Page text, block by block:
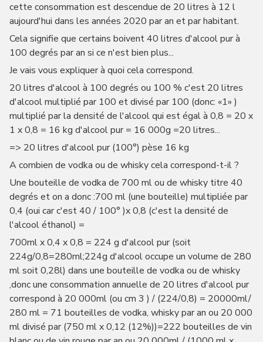
cette consommation est descendue de 20 litres à 12 l
aujourd'hui dans les années 2020 par an et par habitant.
Cela signifie que certains boivent 40 litres d'alcool pur à
100 degrés par an si ce n'est bien plus...
Je vais vous expliquer à quoi cela correspond.
20 litres d'alcool à 100 degrés ou 100 % c'est 20 litres
d'alcool multiplié par 100 et divisé par 100 (donc: «1» )
multiplié par la densité de l'alcool qui est égal à 0,8 = 20 x
1 x 0,8 = 16 kg d'alcool pur = 16 000g =20 litres...
=> 20 litres d'alcool pur (100°) pèse 16 kg
A combien de vodka ou de whisky cela correspond-t-il ?
Une bouteille de vodka de 700 ml ou de whisky titre 40
degrés et on a donc :700 ml (une bouteille) multipliée par
0,4 (oui car c'est 40 / 100° )x 0,8 (c'est la densité de
l'alcool éthanol) =
700ml x 0,4 x 0,8 = 224 g d'alcool pur (soit
224g/0,8=280ml;224g d'alcool occupe un volume de 280
ml soit 0,28l) dans une bouteille de vodka ou de whisky
,donc une consommation annuelle de 20 litres d'alcool pur
correspond à 20 000ml (ou cm 3 ) / (224/0,8) = 20000ml/
280 ml = 71 bouteilles de vodka, whisky par an ou 20 000
ml divisé par (750 ml x 0,12 (12%))=222 bouteilles de vin